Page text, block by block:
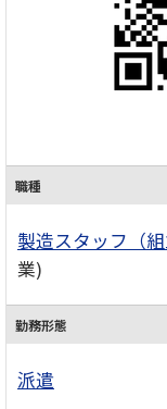
職種
製造スタッフ（組
業)
勤務形態
派遣